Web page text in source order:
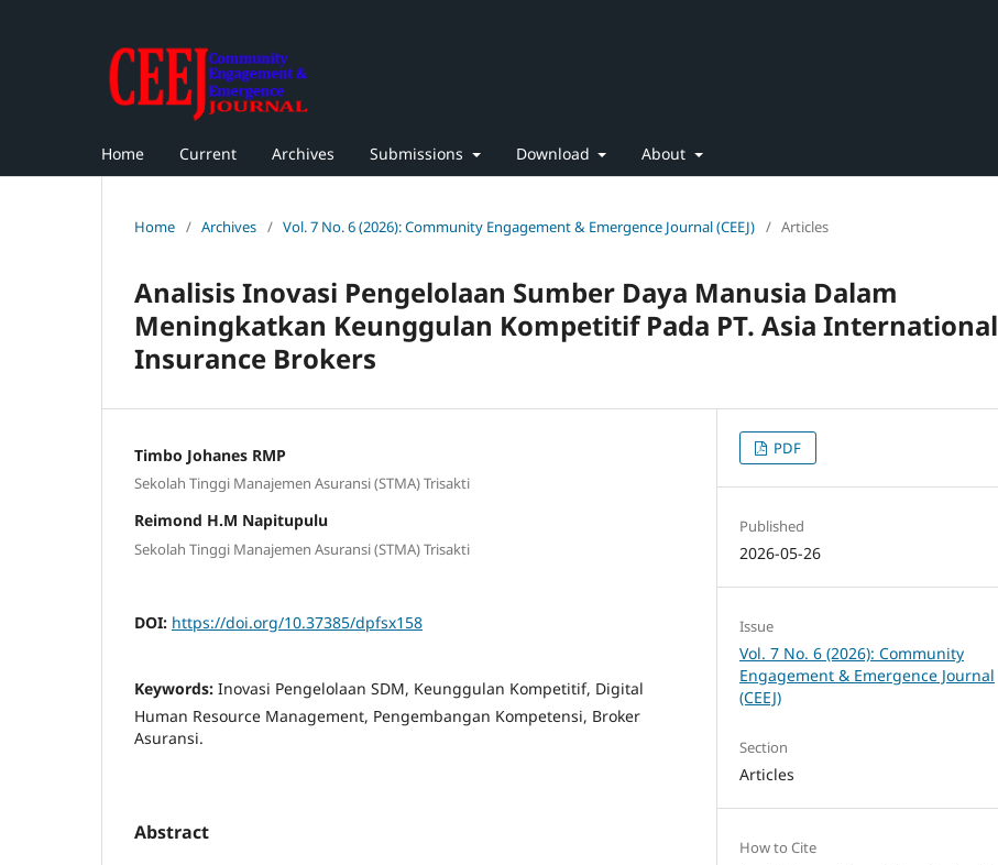
Home Current Archives Submissions Download About
Home / Archives / Vol. 7 No. 6 (2026): Community Engagement & Emergence Journal (CEEJ) / Articles
Analisis Inovasi Pengelolaan Sumber Daya Manusia Dalam
Meningkatkan Keunggulan Kompetitif Pada PT. Asia International
Insurance Brokers
Timbo Johanes RMP
Sekolah Tinggi Manajemen Asuransi (STMA) Trisakti
Reimond H.M Napitupulu
Sekolah Tinggi Manajemen Asuransi (STMA) Trisakti
DOI: https://doi.org/10.37385/dpfsx158
Keywords: Inovasi Pengelolaan SDM, Keunggulan Kompetitif, Digital
Human Resource Management, Pengembangan Kompetensi, Broker
Asuransi.
Abstract
PDF
Published
2026-05-26
Issue
Vol. 7 No. 6 (2026): Community
Engagement & Emergence Journal
(CEEJ)
Section
Articles
How to Cite